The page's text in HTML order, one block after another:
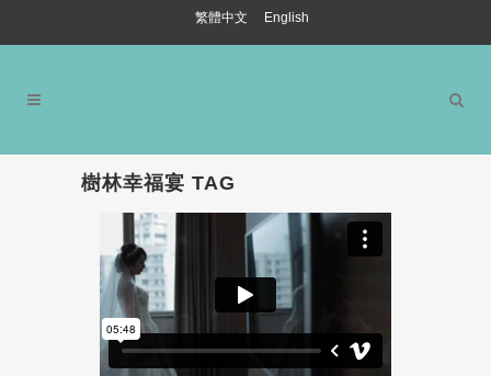
繁體中文 English
樹林幸福宴 TAG